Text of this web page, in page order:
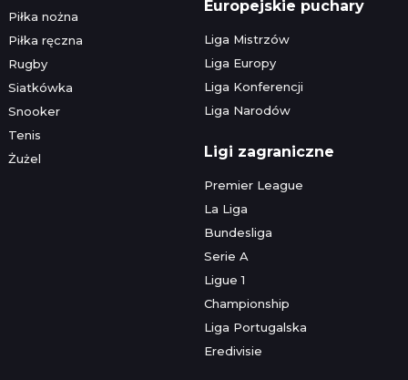
Piłka nożna
Piłka ręczna
Rugby
Siatkówka
Snooker
Tenis
Żużel
Europejskie puchary
Liga Mistrzów
Liga Europy
Liga Konferencji
Liga Narodów
Ligi zagraniczne
Premier League
La Liga
Bundesliga
Serie A
Ligue 1
Championship
Liga Portugalska
Eredivisie